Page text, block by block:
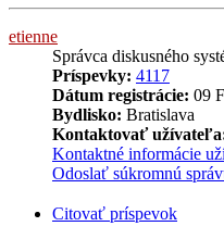
etienne
Správca diskusného
Príspevky: 4117
Dátum registrácie: 09
Bydlisko: Bratislava
Kontaktovať
Kontaktné informácie
Odoslať súkromnú
Citovať príspevok